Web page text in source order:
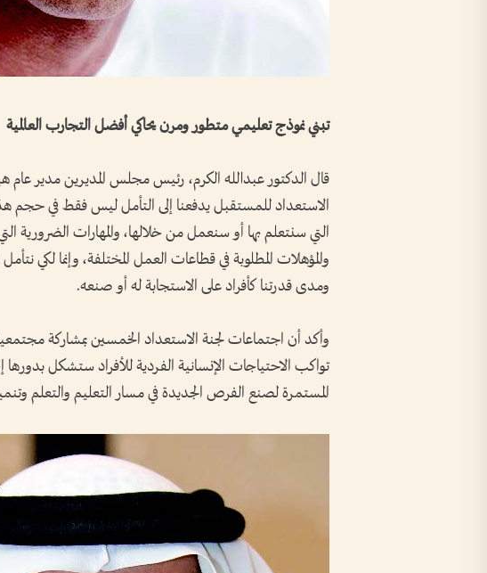
تبني نموذج تعليمي متطور ومرن يحاكي أفضل التجارب العالمية
قال الدكتور عبدالله الكرم، رئيس مجلس المديرين مدير عام
الاستعداد للمستقبل يدفعنا إلى التأمل ليس فقط في حجم
التي سنتعلم بها أو سنعمل من خلالها، والمهارات الضرورية
والمؤهلات المطلوبة في قطاعات العمل المختلفة، وإنما لكي نتأمل
ومدى قدرتنا كأفراد على الاستجابة له أو صنعه.
وأكد أن اجتماعات لجنة الاستعداد الخمسين بمشاركة
تواكب الاحتياجات الإنسانية الفردية للأفراد ستشكل بدورها
المستمرة لصنع الفرص الجديدة في مسار التعليم والتعلم